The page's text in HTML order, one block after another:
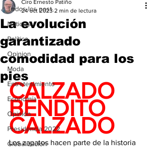
Todos los post
Noticias
Política
Opinion
Moda
Entretenimiento
Economía
Opinión
Presidencia 2022
Globalización
La evolución
garantizado
comodidad para los
pies
Ciro Ernesto Patiño
24 oct 2023 2 min de lectura
CALZADO
BENDITO
CALZADO
Los zapatos hacen parte de la historia